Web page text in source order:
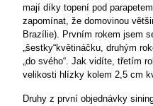
mají díky topení pod
zapomínat, že domovinou
Brazílie). Prvním rokem jsem
„šestky“květináčku, druhým
„do svého“. Jak vidíte, třetím
velikosti hlízky kolem 2,5 cm
Druhy z první objednávky